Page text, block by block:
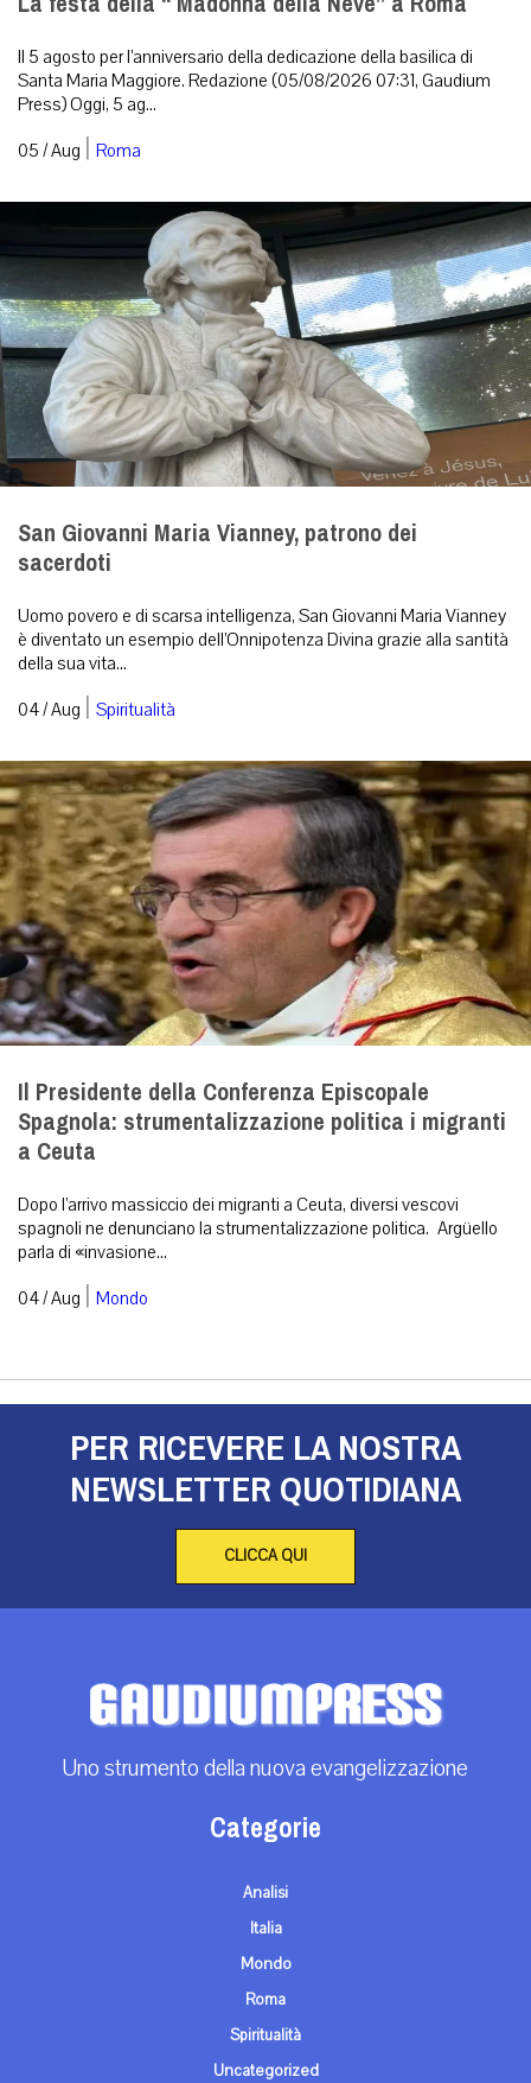
Il 5 agosto per l’anniversario della dedicazione della basilica di
Santa Maria Maggiore. Redazione (05/08/2026 07:31, Gaudium
Press) Oggi, 5 ag...
05 / Aug | Roma
San Giovanni Maria Vianney, patrono dei
sacerdoti
Uomo povero e di scarsa intelligenza, San Giovanni Maria Vianney
è diventato un esempio dell’Onnipotenza Divina grazie alla santità
della sua vita...
04 / Aug | Spiritualità
Il Presidente della Conferenza Episcopale
Spagnola: strumentalizzazione politica i migranti
a Ceuta
Dopo l’arrivo massiccio dei migranti a Ceuta, diversi vescovi
spagnoli ne denunciano la strumentalizzazione politica. Argüello
parla di «invasione...
04 / Aug | Mondo
PER RICEVERE LA NOSTRA
NEWSLETTER QUOTIDIANA
CLICCA QUI
Uno strumento della nuova evangelizzazione
Categorie
Analisi
Italia
Mondo
Roma
Spiritualità
Uncategorized